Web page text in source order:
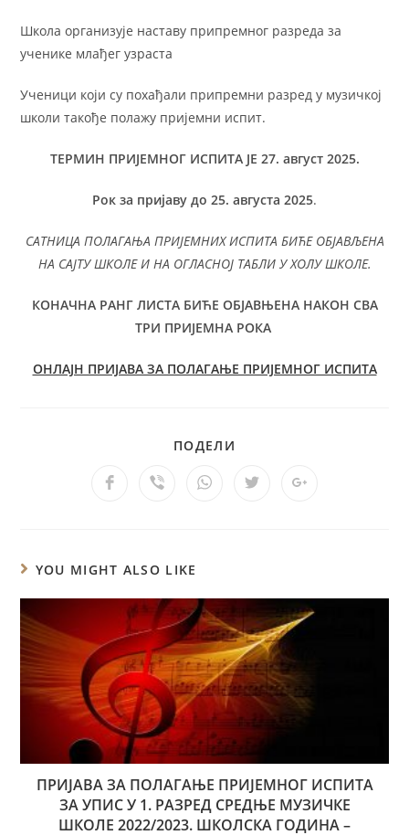
Школа организује наставу припремног разреда за
ученике млађег узраста
Ученици који су похађали припремни разред у музичкој
школи такође полажу пријемни испит.
ТЕРМИН ПРИЈЕМНОГ ИСПИТА ЈЕ 27. август 2025.
Рок за пријаву до 25. августа 2025.
САТНИЦА ПОЛАГАЊА ПРИЈЕМНИХ ИСПИТА БИЋЕ ОБЈАВЉЕНА
НА САЈТУ ШКОЛЕ И НА ОГЛАСНОЈ ТАБЛИ У ХОЛУ ШКОЛЕ.
КОНАЧНА РАНГ ЛИСТА БИЋЕ ОБЈАВЊЕНА НАКОН СВА
ТРИ ПРИЈЕМНА РОКА
ОНЛАЈН ПРИЈАВА ЗА ПОЛАГАЊЕ ПРИЈЕМНОГ ИСПИТА
ПОДЕЛИ
YOU MIGHT ALSO LIKE
ПРИЈАВА ЗА ПОЛАГАЊЕ ПРИЈЕМНОГ ИСПИТА
ЗА УПИС У 1. РАЗРЕД СРЕДЊЕ МУЗИЧКЕ
ШКОЛЕ 2022/2023. ШКОЛСКА ГОДИНА –